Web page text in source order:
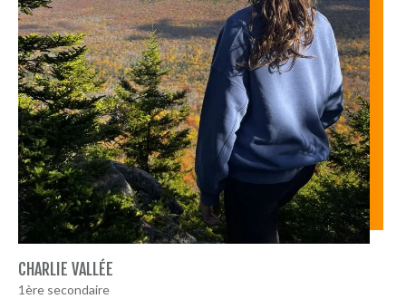
CHARLIE VALLÉE
1ère secondaire